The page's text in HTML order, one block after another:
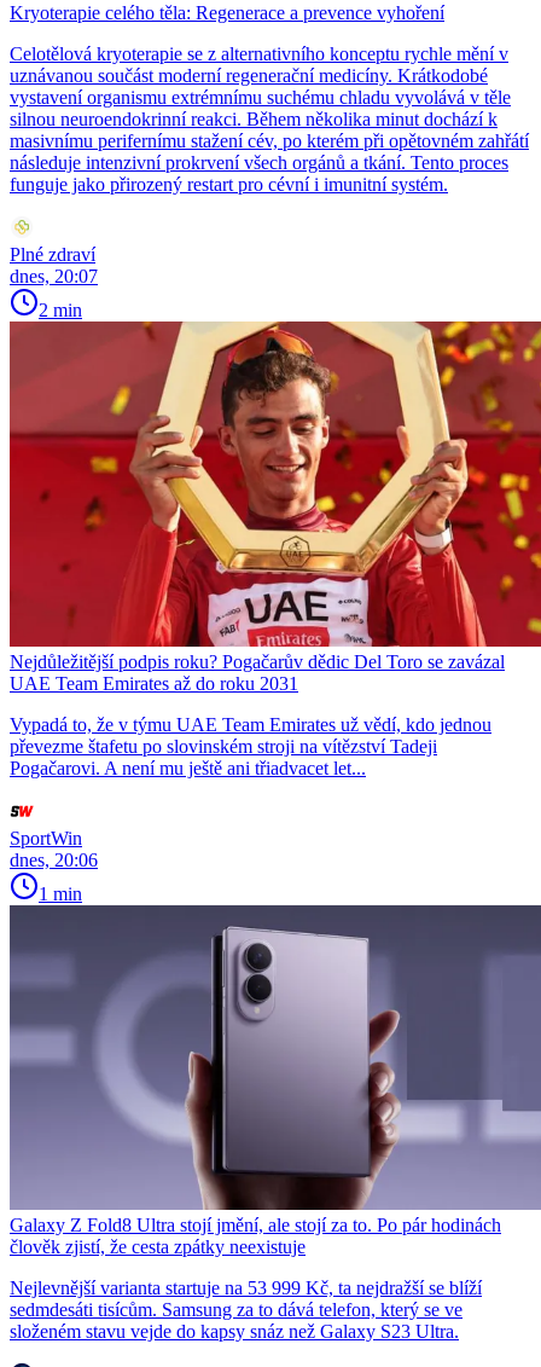
Kryoterapie celého těla: Regenerace a prevence vyhoření
Celotělová kryoterapie se z alternativního konceptu rychle mění v
uznávanou součást moderní regenerační medicíny. Krátkodobé
vystavení organismu extrémnímu suchému chladu vyvolává v těle
silnou neuroendokrinní reakci. Během několika minut dochází k
masivnímu perifernímu stažení cév, po kterém při opětovném zahřátí
následuje intenzivní prokrvení všech orgánů a tkání. Tento proces
funguje jako přirozený restart pro cévní i imunitní systém.
Plné zdraví
dnes, 20:07
2 min
Nejdůležitější podpis roku? Pogačarův dědic Del Toro se zavázal
UAE Team Emirates až do roku 2031
Vypadá to, že v týmu UAE Team Emirates už vědí, kdo jednou
převezme štafetu po slovinském stroji na vítězství Tadeji
Pogačarovi. A není mu ještě ani třiadvacet let...
SportWin
dnes, 20:06
1 min
Galaxy Z Fold8 Ultra stojí jmění, ale stojí za to. Po pár hodinách
člověk zjistí, že cesta zpátky neexistuje
Nejlevnější varianta startuje na 53 999 Kč, ta nejdražší se blíží
sedmdesáti tisícům. Samsung za to dává telefon, který se ve
složeném stavu vejde do kapsy snáz než Galaxy S23 Ultra.